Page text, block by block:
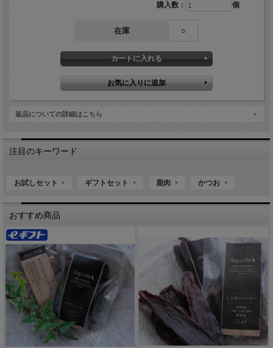
購入数： 個
在庫 ○
返品についての詳細はこちら
注目のキーワード
お試しセット ギフトセット 鹿肉 かつお
おすすめ商品